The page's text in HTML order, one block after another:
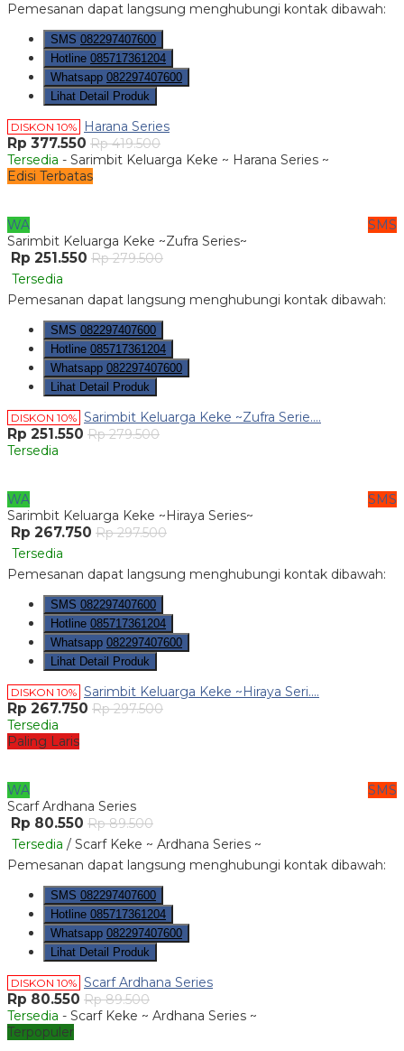
Pemesanan dapat langsung menghubungi kontak dibawah:
SMS 082297407600
Hotline 085717361204
Whatsapp 082297407600
Lihat Detail Produk
DISKON 10% Harana Series
Rp 377.550 Rp 419.500
Tersedia - Sarimbit Keluarga Keke ~ Harana Series ~
Edisi Terbatas
WA
SMS
Sarimbit Keluarga Keke ~Zufra Series~
Rp 251.550 Rp 279.500
Tersedia
Pemesanan dapat langsung menghubungi kontak dibawah:
SMS 082297407600
Hotline 085717361204
Whatsapp 082297407600
Lihat Detail Produk
DISKON 10% Sarimbit Keluarga Keke ~Zufra Serie....
Rp 251.550 Rp 279.500
Tersedia
WA
SMS
Sarimbit Keluarga Keke ~Hiraya Series~
Rp 267.750 Rp 297.500
Tersedia
Pemesanan dapat langsung menghubungi kontak dibawah:
SMS 082297407600
Hotline 085717361204
Whatsapp 082297407600
Lihat Detail Produk
DISKON 10% Sarimbit Keluarga Keke ~Hiraya Seri....
Rp 267.750 Rp 297.500
Tersedia
Paling Laris
WA
SMS
Scarf Ardhana Series
Rp 80.550 Rp 89.500
Tersedia / Scarf Keke ~ Ardhana Series ~
Pemesanan dapat langsung menghubungi kontak dibawah:
SMS 082297407600
Hotline 085717361204
Whatsapp 082297407600
Lihat Detail Produk
DISKON 10% Scarf Ardhana Series
Rp 80.550 Rp 89.500
Tersedia - Scarf Keke ~ Ardhana Series ~
Terpopuler